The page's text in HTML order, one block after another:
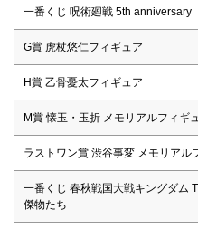
一番くじ 呪術廻戦 5th anniversary
G賞 虎杖悠仁フィギュア
H賞 乙骨憂太フィギュア
M賞 懐玉・玉折 メモリアルフィギ
ラストワン賞 渋谷事変 メモリアル
一番くじ 春秋戦国大戦キングダム
傑物たち